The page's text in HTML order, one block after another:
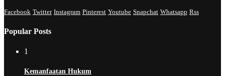
Facebook Twitter Instagram Pinterest Youtube Snapchat Whatsapp Rss
Popular Posts
1
Kemanfaatan Hukum